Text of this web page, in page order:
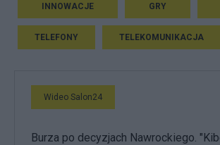
INNOWACJE GRY
TELEFONY TELEKOMUNIKACJA
Wideo Salon24
Burza po decyzjach Nawrockiego.